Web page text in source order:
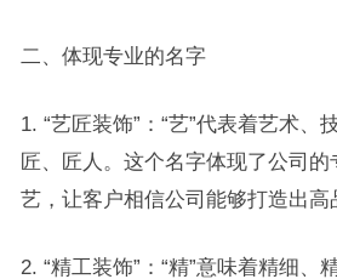
二、体现专业的名字
1. “艺匠装饰”：“艺”代表着艺术、
匠、匠人。这个名字体现了公司
艺，让客户相信公司能够打造出高
2. “精工装饰”：“精”意味着精细、